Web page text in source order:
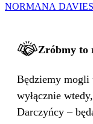
NORMANA
Zróbmy to
Będziemy mogli
wyłącznie
Darczyńcy –